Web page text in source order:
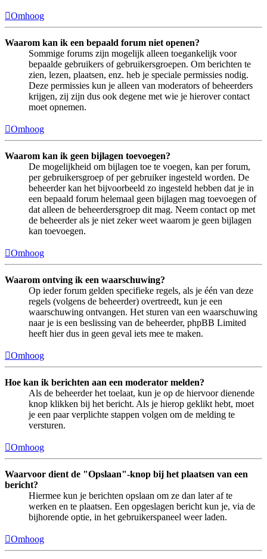
Omhoog
Waarom kan ik een bepaald forum niet openen?
Sommige forums zijn mogelijk alleen toegankelijk voor
bepaalde gebruikers of gebruikersgroepen. Om berichten te
zien, lezen, plaatsen, enz. heb je speciale permissies nodig.
Deze permissies kun je alleen van moderators of beheerders
krijgen, zij zijn dus ook degene met wie je hierover contact
moet opnemen.
Omhoog
Waarom kan ik geen bijlagen toevoegen?
De mogelijkheid om bijlagen toe te voegen, kan per forum,
per gebruikersgroep of per gebruiker ingesteld worden. De
beheerder kan het bijvoorbeeld zo ingesteld hebben dat je in
een bepaald forum helemaal geen bijlagen mag toevoegen of
dat alleen de beheerdersgroep dit mag. Neem contact op met
de beheerder als je niet zeker weet waarom je geen bijlagen
kan toevoegen.
Omhoog
Waarom ontving ik een waarschuwing?
Op ieder forum gelden specifieke regels, als je één van deze
regels (volgens de beheerder) overtreedt, kun je een
waarschuwing ontvangen. Het sturen van een waarschuwing
naar je is een beslissing van de beheerder, phpBB Limited
heeft hier dus in geen geval iets mee te maken.
Omhoog
Hoe kan ik berichten aan een moderator melden?
Als de beheerder het toelaat, kun je op de hiervoor dienende
knop klikken bij het bericht. Als je hierop geklikt hebt, moet
je een paar verplichte stappen volgen om de melding te
versturen.
Omhoog
Waarvoor dient de "Opslaan"-knop bij het plaatsen van een
bericht?
Hiermee kun je berichten opslaan om ze dan later af te
werken en te plaatsen. Een opgeslagen bericht kun je, via de
bijhorende optie, in het gebruikerspaneel weer laden.
Omhoog